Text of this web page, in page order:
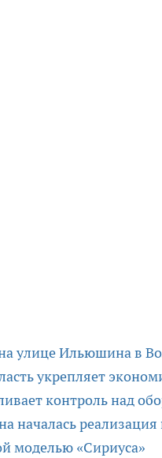
улице Ильюшина в
укрепляет
контроль над
началась
моделью «Сириуса»